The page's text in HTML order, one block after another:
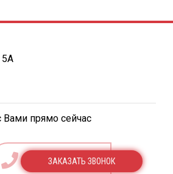
5А
Вами прямо сейчас
ЗАКАЗАТЬ ЗВОНОК